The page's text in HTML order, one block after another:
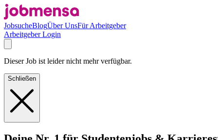
JobsucheBlogÜber UnsFür Arbeitgeber
Arbeitgeber Login
Dieser Job ist leider nicht mehr verfügbar.
Schließen